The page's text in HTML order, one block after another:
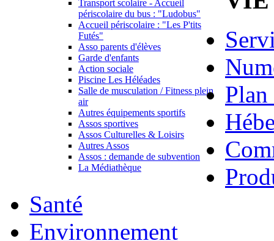
Transport scolaire - Accueil
périscolaire du bus : "Ludobus"
Accueil périscolaire : "Les P'tits
Futés"
Asso parents d'élèves
Garde d'enfants
Action sociale
Piscine Les Héléades
Salle de musculation / Fitness plein
air
Autres équipements sportifs
Assos sportives
Assos Culturelles & Loisirs
Autres Assos
Assos : demande de subvention
La Médiathèque
Santé
Environnement